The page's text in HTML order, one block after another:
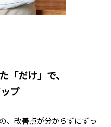
「だけ」で、
プ
、改善点が分からずにずっ